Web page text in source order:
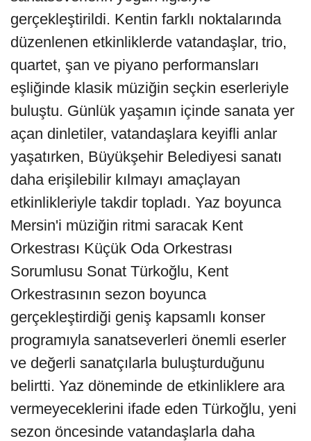
gerçekleştirildi. Kentin farklı noktalarında
düzenlenen etkinliklerde vatandaşlar, trio,
quartet, şan ve piyano performansları
eşliğinde klasik müziğin seçkin eserleriyle
buluştu. Günlük yaşamın içinde sanata yer
açan dinletiler, vatandaşlara keyifli anlar
yaşatırken, Büyükşehir Belediyesi sanatı
daha erişilebilir kılmayı amaçlayan
etkinlikleriyle takdir topladı. Yaz boyunca
Mersin'i müziğin ritmi saracak Kent
Orkestrası Küçük Oda Orkestrası
Sorumlusu Sonat Türkoğlu, Kent
Orkestrasının sezon boyunca
gerçekleştirdiği geniş kapsamlı konser
programıyla sanatseverleri önemli eserler
ve değerli sanatçılarla buluşturduğunu
belirtti. Yaz döneminde de etkinliklere ara
vermeyeceklerini ifade eden Türkoğlu, yeni
sezon öncesinde vatandaşlarla daha